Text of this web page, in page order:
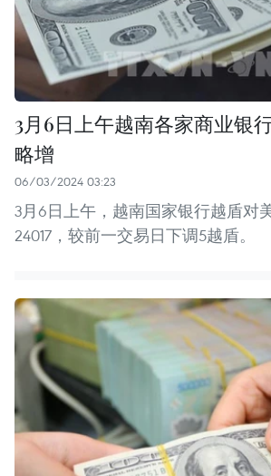
3月6日上午越南各家商业银
略增
06/03/2024 03:23
3月6日上午，越南国家银行越盾对
24017，较前一交易日下调5越盾。